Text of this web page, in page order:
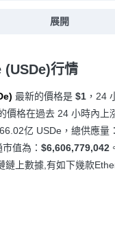
展開
(USDe)行情
最新的價格是 $1 ，24
價格在過去 24 小時內上
亿 USDe，總供應量
值為： $6,606,779,042
鏈上數據,有如下幾款